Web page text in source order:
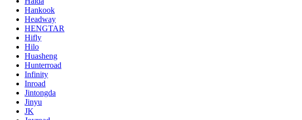
Hankook
Headway
HENGTAR
Hifly
Hilo
Huasheng
Hunterroad
Infinity
Inroad
Jintongda
Jinyu
JK